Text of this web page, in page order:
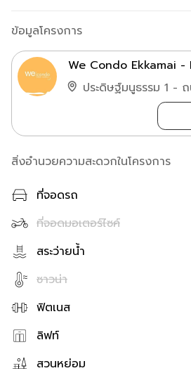
ข้อมูลโครงการ
สิ่งอำนวยความสะดวกในโครงการ
ที่จอดรถ
ที่จอดมอเตอร์ไซค์
สระว่ายน้ำ
ซาวน่า
ฟิตเนส
ลิฟท์
สวนหย่อม